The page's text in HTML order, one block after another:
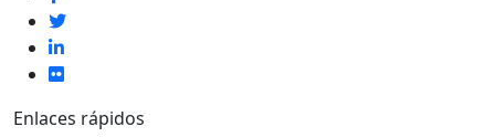
Enlaces rápidos